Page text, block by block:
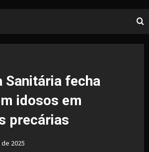
Sanitária fecha
idosos em
precárias
2025